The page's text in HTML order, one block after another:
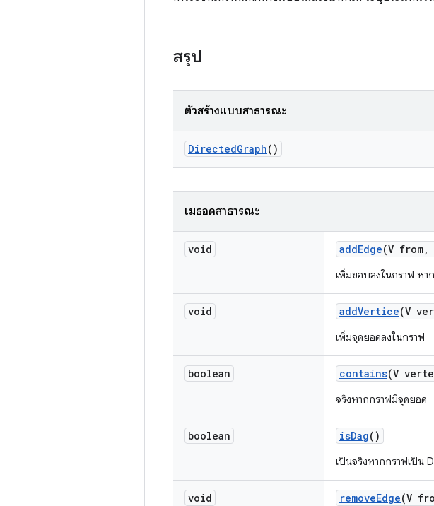
สรุป
ตัวสร้างแบบสาธารณะ
DirectedGraph()
เมธอดสาธารณะ
void addEdge(V from,
เพิ่มขอบลงในกราฟ หา
void addVertice(V
เพิ่มจุดยอดลงในกราฟ
boolean contains(V
จริงหากกราฟมีจุดยอด
boolean isDag()
เป็นจริงหากกราฟเป็น
void removeEdge(V